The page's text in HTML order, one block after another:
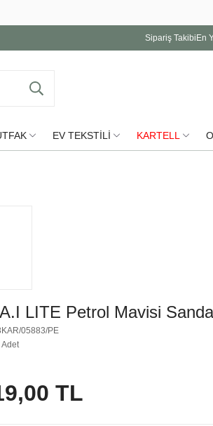
Sipariş Takibi En
EV TEKSTİLİ KARTELL
LITE Petrol Mavisi
05883/PE
Adet
TL